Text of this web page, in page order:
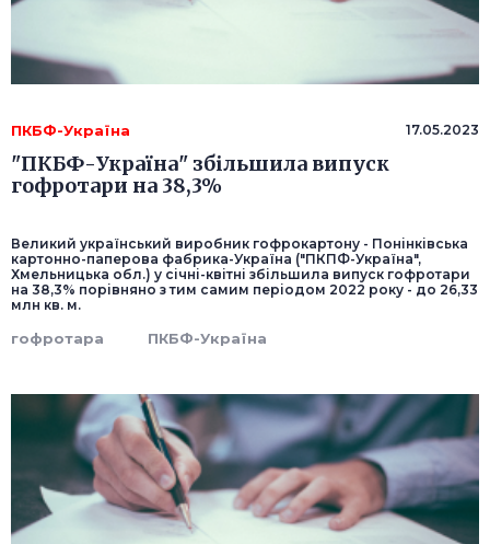
ПКБФ-Україна 17.05.2023
"ПКБФ-Україна" збільшила випуск
гофротари на 38,3%
Великий український виробник гофрокартону - Понінківська
картонно-паперова фабрика-Україна ("ПКПФ-Україна",
Хмельницька обл.) у січні-квітні збільшила випуск гофротари
на 38,3% порівняно з тим самим періодом 2022 року - до 26,33
млн кв. м.
гофротара ПКБФ-Україна